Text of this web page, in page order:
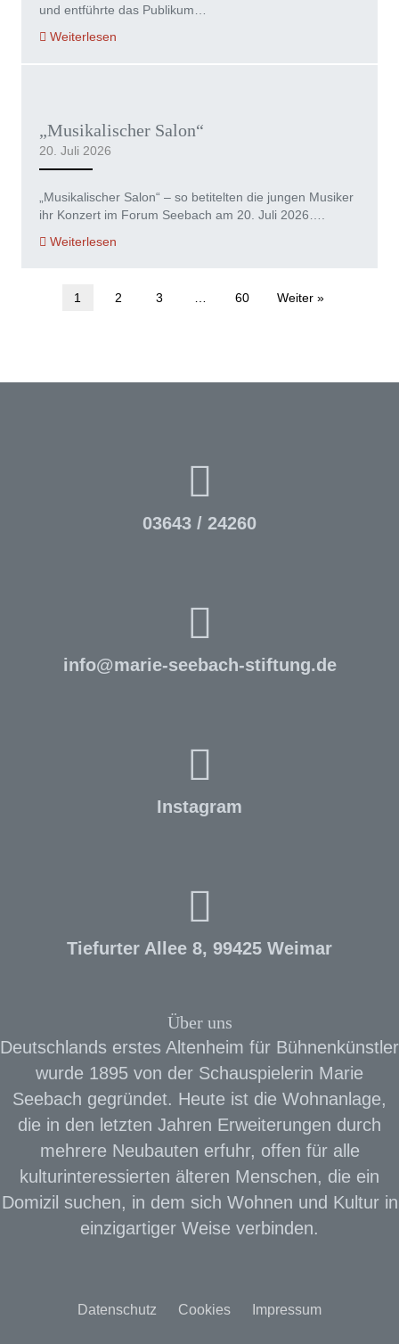
und entführte das Publikum…
Weiterlesen
„Musikalischer Salon“
20. Juli 2026
„Musikalischer Salon“ – so betitelten die jungen Musiker
ihr Konzert im Forum Seebach am 20. Juli 2026….
Weiterlesen
1 2 3 60 Weiter »
03643 / 24260
info@marie-seebach-stiftung.de
Instagram
Tiefurter Allee 8, 99425 Weimar
Über uns
Deutschlands erstes Altenheim für Bühnenkünstler
wurde 1895 von der Schauspielerin Marie
Seebach gegründet. Heute ist die Wohnanlage,
die in den letzten Jahren Erweiterungen durch
mehrere Neubauten erfuhr, offen für alle
kulturinteressierten älteren Menschen, die ein
Domizil suchen, in dem sich Wohnen und Kultur in
einzigartiger Weise verbinden.
Datenschutz Cookies Impressum